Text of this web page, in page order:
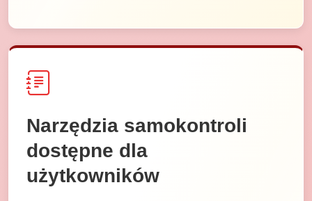
Narzędzia samokontroli
dostępne dla
użytkowników